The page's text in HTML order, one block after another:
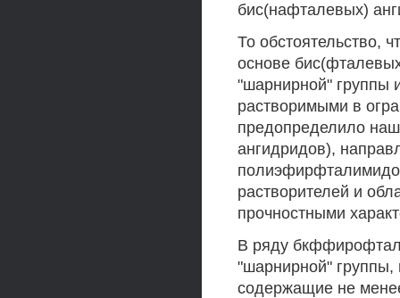
бис(нафталевых)
То обстоятельство,
основе
"шарнирной" группы
растворимыми в
предопределило
ангидридов),
растворителей и
прочностными
В ряду
"шарнирной"
содержащие не